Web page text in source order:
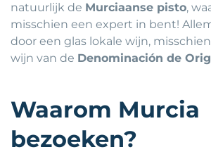
natuurlijk de Murciaanse pisto,
misschien een expert in bent!
door een glas lokale wijn,
wijn van de Denominación de
Waarom Murcia
bezoeken?